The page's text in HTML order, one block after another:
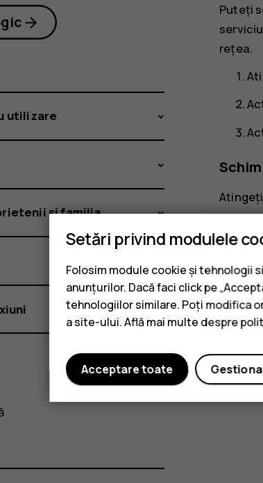
Puteți
rețea.
Atingeți
Da
utilizare
și familia
Setări privind modulele
Folosim module cookie și tehnologii
anunțurilor. Dacă faci click pe
tehnologiilor similare. Poți modifica
a site-ului. Află mai multe despre
Acceptare toate